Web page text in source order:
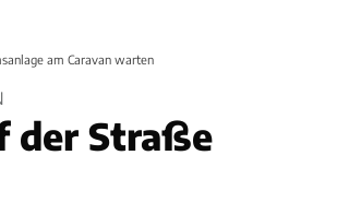
am Caravan warten
der Straße